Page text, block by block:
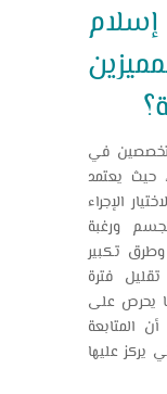
في
حيث يعتمد
الإجراء
ورغبة
وطرق تكبير
فترة
يحرص على
المتابعة
يركز عليها